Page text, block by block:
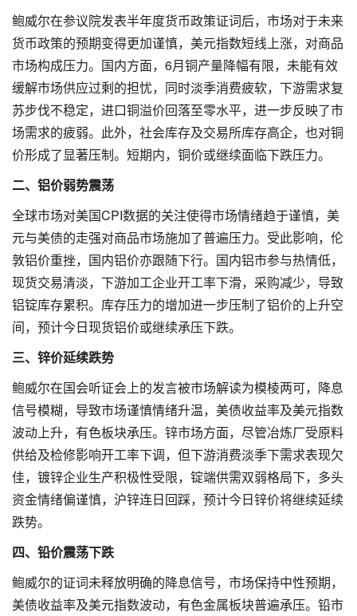
鲍威尔在参议院发表半年度货币政策证词后，市场对于未来
货币政策的预期变得更加谨慎，美元指数短线上涨，对商品
市场构成压力。国内方面，6月铜产量降幅有限，未能有效
缓解市场供应过剩的担忧，同时淡季消费疲软，下游需求复
苏步伐不稳定，进口铜溢价回落至零水平，进一步反映了市
场需求的疲弱。此外，社会库存及交易所库存高企，也对铜
价形成了显著压制。短期内，铜价或继续面临下跌压力。
二、铝价弱势震荡
全球市场对美国CPI数据的关注使得市场情绪趋于谨慎，美
元与美债的走强对商品市场施加了普遍压力。受此影响，伦
敦铝价重挫，国内铝价亦跟随下行。国内铝市参与热情低，
现货交易清淡，下游加工企业开工率下滑，采购减少，导致
铝锭库存累积。库存压力的增加进一步压制了铝价的上升空
间，预计今日现货铝价或继续承压下跌。
三、锌价延续跌势
鲍威尔在国会听证会上的发言被市场解读为模棱两可，降息
信号模糊，导致市场谨慎情绪升温，美债收益率及美元指数
波动上升，有色板块承压。锌市场方面，尽管冶炼厂受原料
供给及检修影响开工率下调，但下游消费淡季下需求表现欠
佳，镀锌企业生产积极性受限，锭端供需双弱格局下，多头
资金情绪偏谨慎，沪锌连日回踩，预计今日锌价将继续延续
跌势。
四、铅价震荡下跌
鲍威尔的证词未释放明确的降息信号，市场保持中性预期，
美债收益率及美元指数波动，有色金属板块普遍承压。铅市